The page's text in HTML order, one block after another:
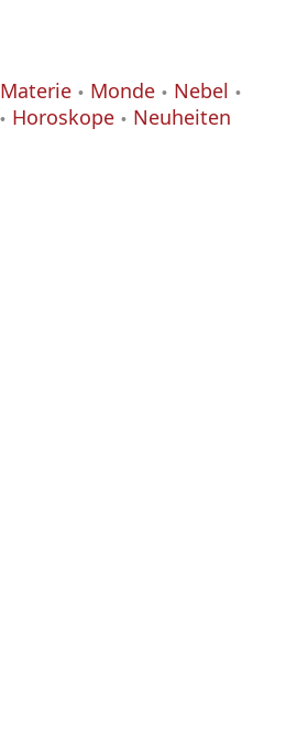
Materie Monde
Nebel
Horoskope Neuheiten